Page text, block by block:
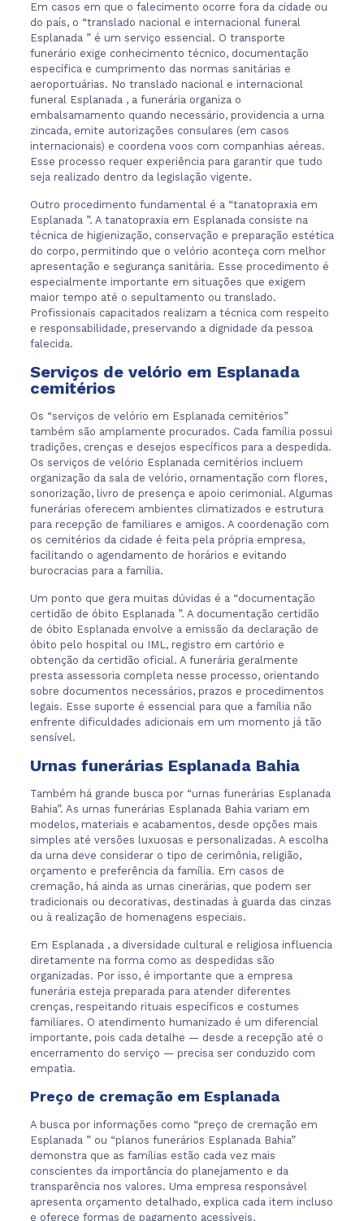
Em casos em que o falecimento ocorre fora da cidade ou
do país, o “translado nacional e internacional funeral
Esplanada ” é um serviço essencial. O transporte
funerário exige conhecimento técnico, documentação
específica e cumprimento das normas sanitárias e
aeroportuárias. No translado nacional e internacional
funeral Esplanada , a funerária organiza o
embalsamamento quando necessário, providencia a urna
zincada, emite autorizações consulares (em casos
internacionais) e coordena voos com companhias aéreas.
Esse processo requer experiência para garantir que tudo
seja realizado dentro da legislação vigente.
Outro procedimento fundamental é a “tanatopraxia em
Esplanada ”. A tanatopraxia em Esplanada consiste na
técnica de higienização, conservação e preparação estética
do corpo, permitindo que o velório aconteça com melhor
apresentação e segurança sanitária. Esse procedimento é
especialmente importante em situações que exigem
maior tempo até o sepultamento ou translado.
Profissionais capacitados realizam a técnica com respeito
e responsabilidade, preservando a dignidade da pessoa
falecida.
Serviços de velório em Esplanada
cemitérios
Os “serviços de velório em Esplanada cemitérios”
também são amplamente procurados. Cada família possui
tradições, crenças e desejos específicos para a despedida.
Os serviços de velório Esplanada cemitérios incluem
organização da sala de velório, ornamentação com flores,
sonorização, livro de presença e apoio cerimonial. Algumas
funerárias oferecem ambientes climatizados e estrutura
para recepção de familiares e amigos. A coordenação com
os cemitérios da cidade é feita pela própria empresa,
facilitando o agendamento de horários e evitando
burocracias para a família.
Um ponto que gera muitas dúvidas é a “documentação
certidão de óbito Esplanada ”. A documentação certidão
de óbito Esplanada envolve a emissão da declaração de
óbito pelo hospital ou IML, registro em cartório e
obtenção da certidão oficial. A funerária geralmente
presta assessoria completa nesse processo, orientando
sobre documentos necessários, prazos e procedimentos
legais. Esse suporte é essencial para que a família não
enfrente dificuldades adicionais em um momento já tão
sensível.
Urnas funerárias Esplanada Bahia
Também há grande busca por “urnas funerárias Esplanada
Bahia”. As urnas funerárias Esplanada Bahia variam em
modelos, materiais e acabamentos, desde opções mais
simples até versões luxuosas e personalizadas. A escolha
da urna deve considerar o tipo de cerimônia, religião,
orçamento e preferência da família. Em casos de
cremação, há ainda as urnas cinerárias, que podem ser
tradicionais ou decorativas, destinadas à guarda das cinzas
ou à realização de homenagens especiais.
Em Esplanada , a diversidade cultural e religiosa influencia
diretamente na forma como as despedidas são
organizadas. Por isso, é importante que a empresa
funerária esteja preparada para atender diferentes
crenças, respeitando rituais específicos e costumes
familiares. O atendimento humanizado é um diferencial
importante, pois cada detalhe — desde a recepção até o
encerramento do serviço — precisa ser conduzido com
empatia.
Preço de cremação em Esplanada
A busca por informações como “preço de cremação em
Esplanada ” ou “planos funerários Esplanada Bahia”
demonstra que as famílias estão cada vez mais
conscientes da importância do planejamento e da
transparência nos valores. Uma empresa responsável
apresenta orçamento detalhado, explica cada item incluso
e oferece formas de pagamento acessíveis.